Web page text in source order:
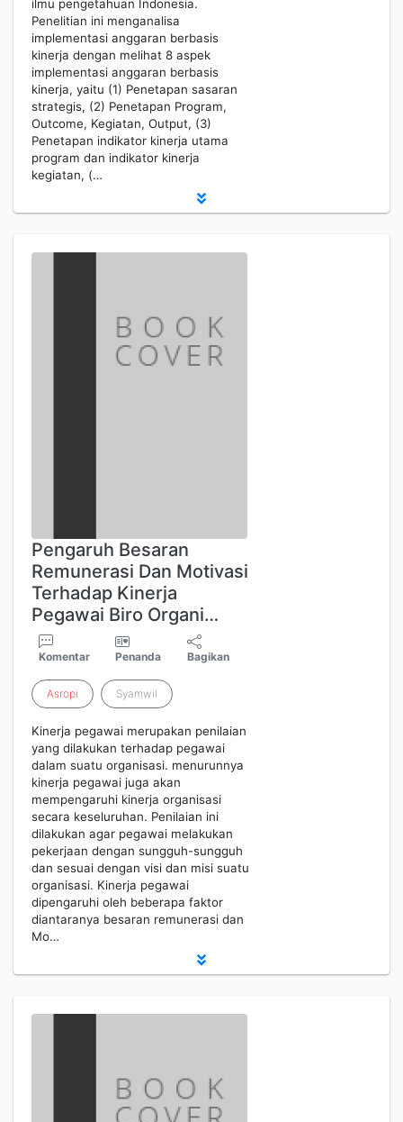
ilmu pengetahuan Indonesia.
Penelitian ini menganalisa
implementasi anggaran berbasis
kinerja dengan melihat 8 aspek
implementasi anggaran berbasis
kinerja, yaitu (1) Penetapan sasaran
strategis, (2) Penetapan Program,
Outcome, Kegiatan, Output, (3)
Penetapan indikator kinerja utama
program dan indikator kinerja
kegiatan, (…
Pengaruh Besaran
Remunerasi Dan Motivasi
Terhadap Kinerja
Pegawai Biro Organi…
Komentar Penanda Bagikan
Asropi Syamwil
Kinerja pegawai merupakan penilaian
yang dilakukan terhadap pegawai
dalam suatu organisasi. menurunnya
kinerja pegawai juga akan
mempengaruhi kinerja organisasi
secara keseluruhan. Penilaian ini
dilakukan agar pegawai melakukan
pekerjaan dengan sungguh-sungguh
dan sesuai dengan visi dan misi suatu
organisasi. Kinerja pegawai
dipengaruhi oleh beberapa faktor
diantaranya besaran remunerasi dan
Mo…